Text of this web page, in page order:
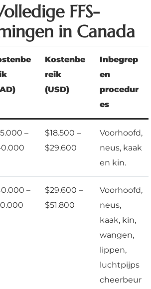
FFS-
in Canada
Kostenbe
reik
(USD)
Inbegrep
en
procedur
es
–
$18.500 –
$29.600
Voorhoofd,
neus, kaak
en kin.
–
$29.600 –
$51.800
Voorhoofd,
neus,
kaak, kin,
wangen,
lippen,
luchtpijps
cheerbeur